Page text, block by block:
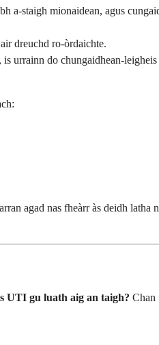
a-staigh mionaidean, agus
dreuchd ro-òrdaichte.
urrainn do chungaidhean-
agad nas fheàrr às deidh latha
UTI gu luath aig an taigh? Chan